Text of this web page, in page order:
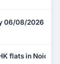
06/08/2026
flats in Noida?